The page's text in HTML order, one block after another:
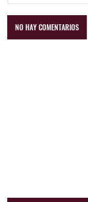
NO HAY COMENTARIOS